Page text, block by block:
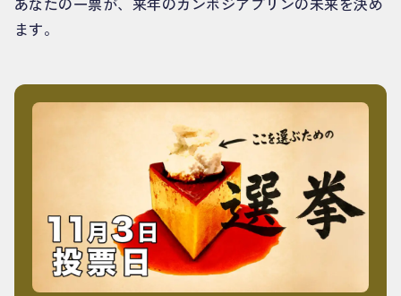
ます。